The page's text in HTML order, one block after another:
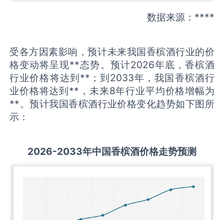
数据来源：****
受各方因素影响，预计未来我国香槟酒行业的价
格变动将呈现**态势。预计2026年底，香槟酒
行业价格将达到**；到2033年，我国香槟酒行
业价格将达到**，未来8年行业平均价格增幅为
**。预计我国香槟酒行业价格变化趋势如下图所
示：
2026-2033年中国香槟酒价格走势预测